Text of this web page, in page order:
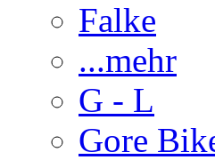
Falke
...mehr
G - L
Gore